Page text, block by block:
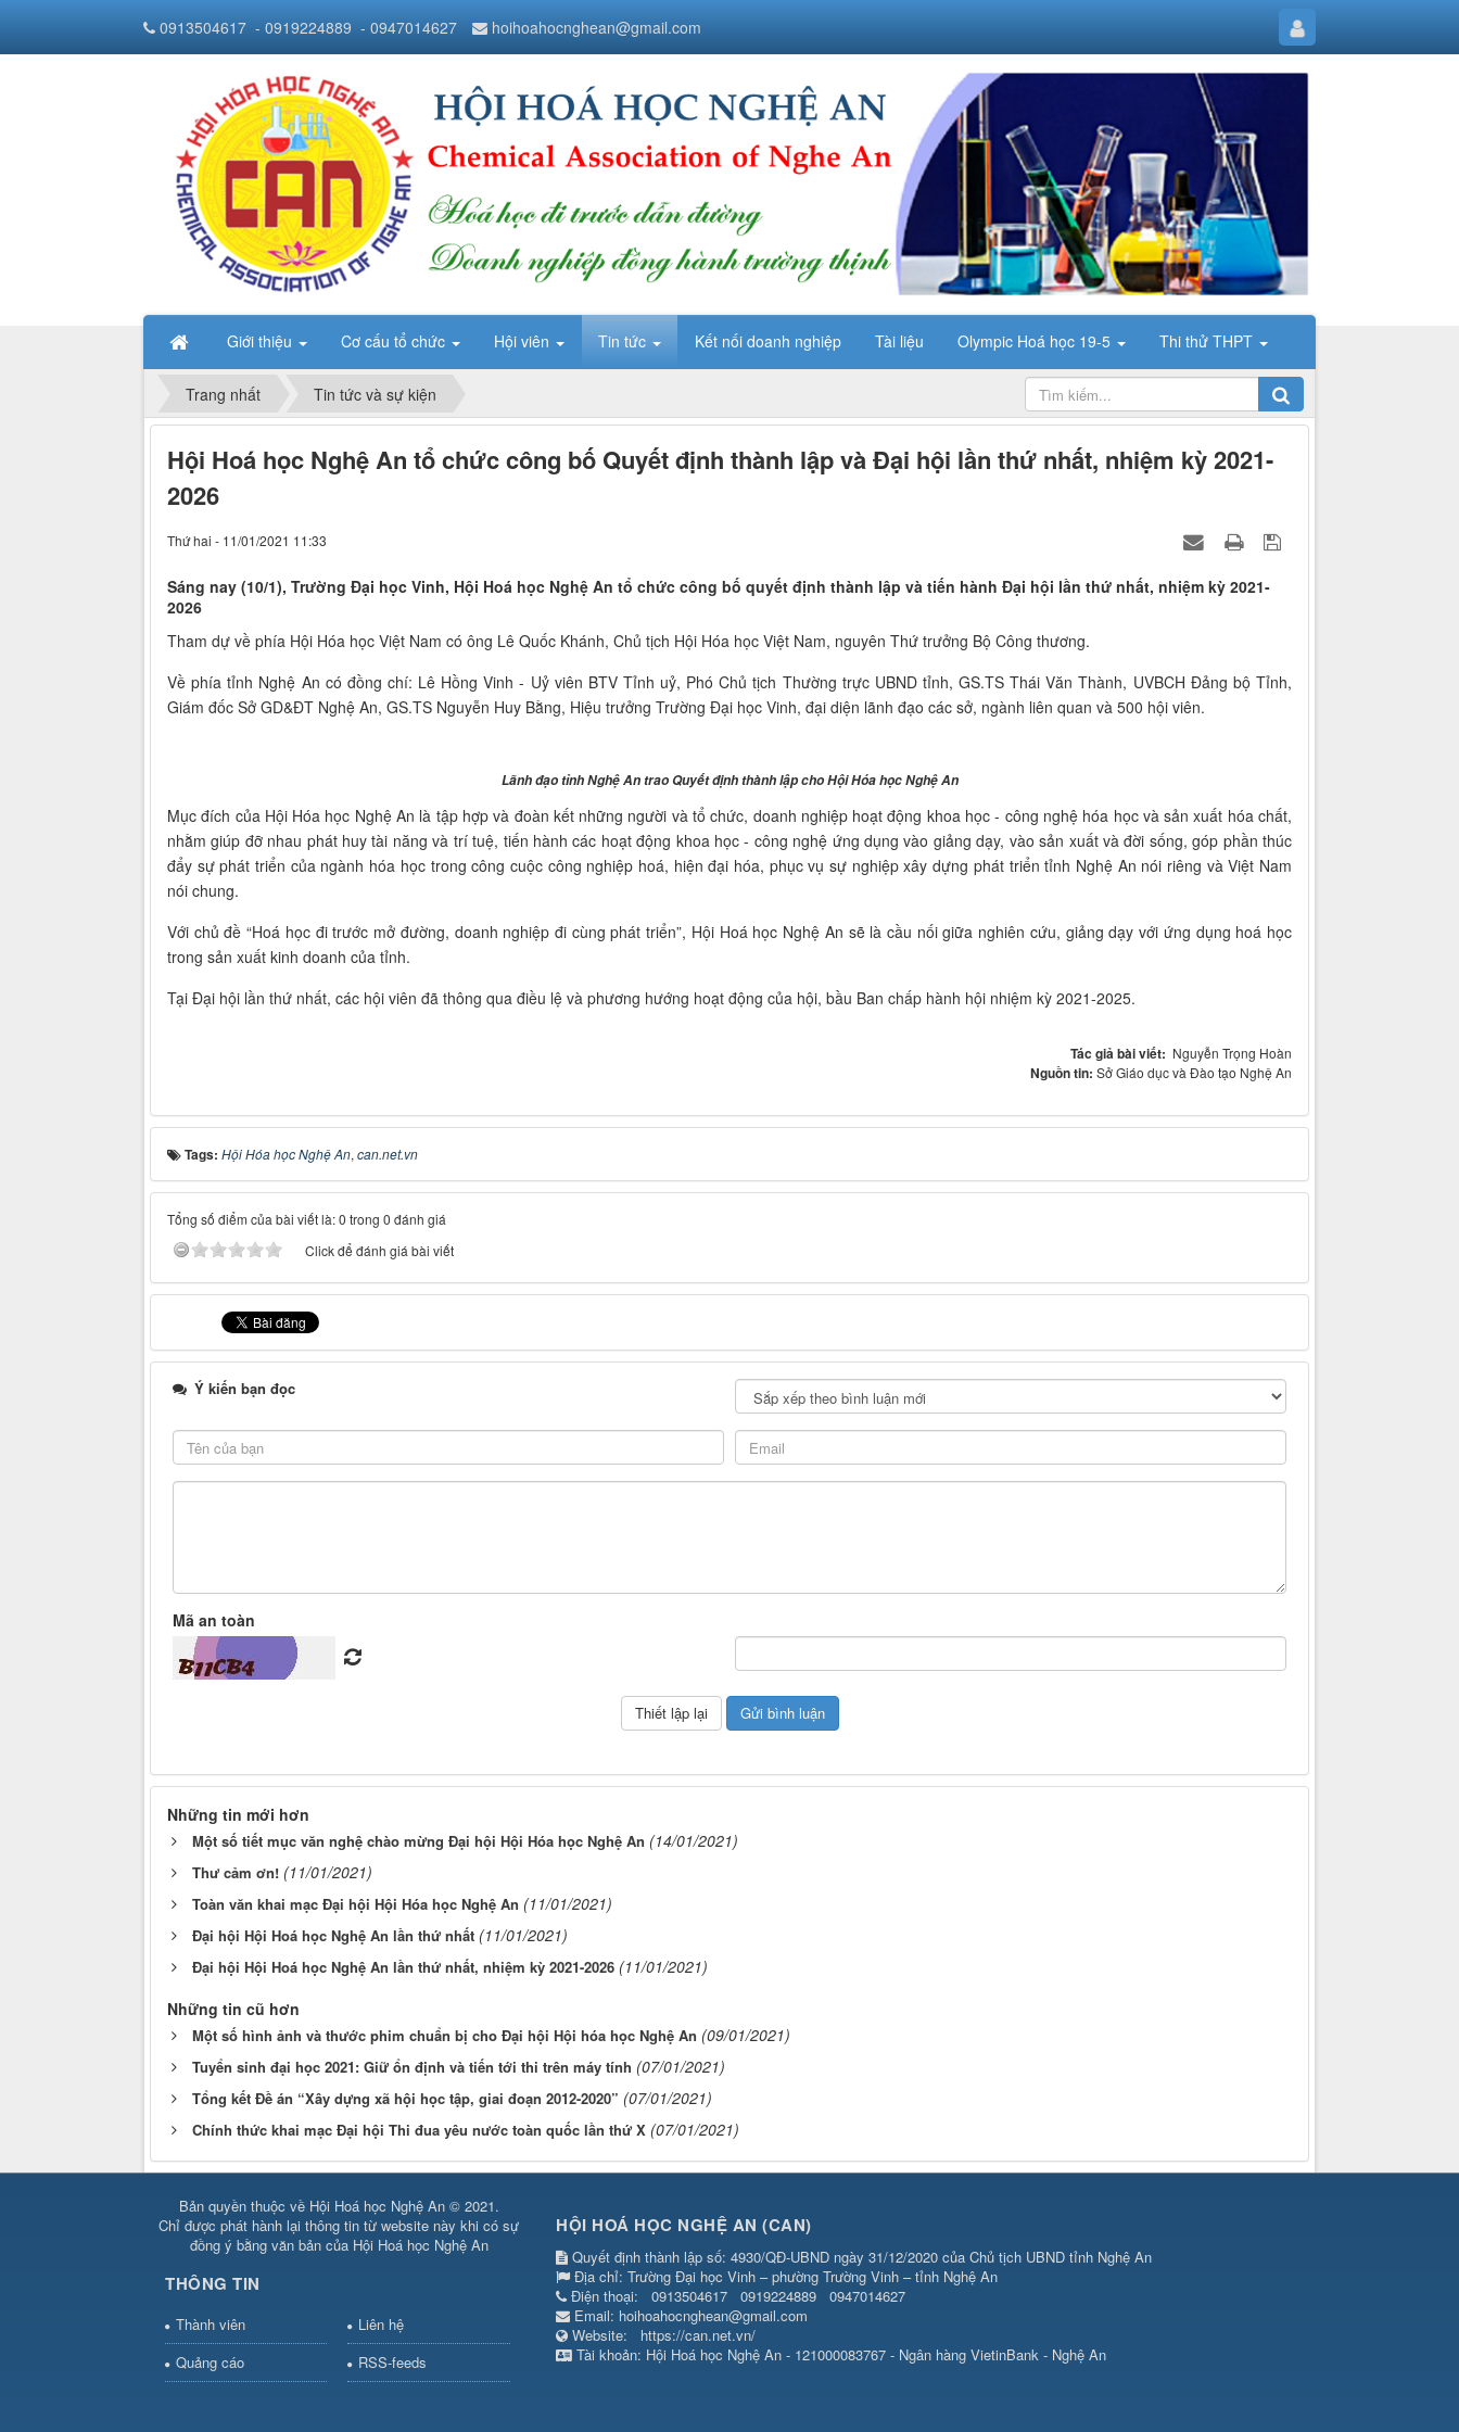
0913504617 - 0919224889 - 0947014627 hoihoahocnghean@gmail.com
Giới thiệu Cơ cấu tổ chức Hội viên Tin tức Kết nối doanh nghiệp Tài liệu Olympic Hoá học 19-5 Thi thử THPT
Trang nhất Tin tức và sự kiện
Hội Hoá học Nghệ An tổ chức công bố Quyết định thành lập và Đại hội lần thứ nhất, nhiệm kỳ 2021-
2026
Thứ hai - 11/01/2021 11:33
Sáng nay (10/1), Trường Đại học Vinh, Hội Hoá học Nghệ An tổ chức công bố quyết định thành lập và tiến hành Đại hội lần thứ nhất, nhiệm kỳ 2021-
2026
Tham dự về phía Hội Hóa học Việt Nam có ông Lê Quốc Khánh, Chủ tịch Hội Hóa học Việt Nam, nguyên Thứ trưởng Bộ Công thương.
Về phía tỉnh Nghệ An có đồng chí: Lê Hồng Vinh - Uỷ viên BTV Tỉnh uỷ, Phó Chủ tịch Thường trực UBND tỉnh, GS.TS Thái Văn Thành, UVBCH Đảng bộ Tỉnh,
Giám đốc Sở GD&ĐT Nghệ An, GS.TS Nguyễn Huy Bằng, Hiệu trưởng Trường Đại học Vinh, đại diện lãnh đạo các sở, ngành liên quan và 500 hội viên.
Lãnh đạo tỉnh Nghệ An trao Quyết định thành lập cho Hội Hóa học Nghệ An
Mục đích của Hội Hóa học Nghệ An là tập hợp và đoàn kết những người và tổ chức, doanh nghiệp hoạt động khoa học - công nghệ hóa học và sản xuất hóa chất,
nhằm giúp đỡ nhau phát huy tài năng và trí tuệ, tiến hành các hoạt động khoa học - công nghệ ứng dụng vào giảng dạy, vào sản xuất và đời sống, góp phần thúc
đẩy sự phát triển của ngành hóa học trong công cuộc công nghiệp hoá, hiện đại hóa, phục vụ sự nghiệp xây dựng phát triển tỉnh Nghệ An nói riêng và Việt Nam
nói chung.
Với chủ đề “Hoá học đi trước mở đường, doanh nghiệp đi cùng phát triển”, Hội Hoá học Nghệ An sẽ là cầu nối giữa nghiên cứu, giảng dạy với ứng dụng hoá học
trong sản xuất kinh doanh của tỉnh.
Tại Đại hội lần thứ nhất, các hội viên đã thông qua điều lệ và phương hướng hoạt động của hội, bầu Ban chấp hành hội nhiệm kỳ 2021-2025.
Tác giả bài viết: Nguyễn Trọng Hoàn
Nguồn tin: Sở Giáo dục và Đào tạo Nghệ An
Tags: Hội Hóa học Nghệ An,can.net.vn
Tổng số điểm của bài viết là: 0 trong 0 đánh giá
Click để đánh giá bài viết
Ý kiến bạn đọc
Mã an toàn
Những tin mới hơn
Một số tiết mục văn nghệ chào mừng Đại hội Hội Hóa học Nghệ An (14/01/2021)
Thư cảm ơn! (11/01/2021)
Toàn văn khai mạc Đại hội Hội Hóa học Nghệ An (11/01/2021)
Đại hội Hội Hoá học Nghệ An lần thứ nhất (11/01/2021)
Đại hội Hội Hoá học Nghệ An lần thứ nhất, nhiệm kỳ 2021-2026 (11/01/2021)
Những tin cũ hơn
Một số hình ảnh và thước phim chuẩn bị cho Đại hội Hội hóa học Nghệ An (09/01/2021)
Tuyển sinh đại học 2021: Giữ ổn định và tiến tới thi trên máy tính (07/01/2021)
Tổng kết Đề án “Xây dựng xã hội học tập, giai đoạn 2012-2020” (07/01/2021)
Chính thức khai mạc Đại hội Thi đua yêu nước toàn quốc lần thứ X (07/01/2021)
Bản quyền thuộc về Hội Hoá học Nghệ An © 2021.
Chỉ được phát hành lại thông tin từ website này khi có sự
đồng ý bằng văn bản của Hội Hoá học Nghệ An
THÔNG TIN
Thành viên
Liên hệ
Quảng cáo
RSS-feeds
HỘI HOÁ HỌC NGHỆ AN (CAN)
Quyết định thành lập số: 4930/QĐ-UBND ngày 31/12/2020 của Chủ tịch UBND tỉnh Nghệ An
Địa chỉ: Trường Đại học Vinh – phường Trường Vinh – tỉnh Nghệ An
Điện thoại: 0913504617 0919224889
0947014627
Email: hoihoahocnghean@gmail.com
Website: https://can.net.vn/
Tài khoản: Hội Hoá học Nghệ An - 121000083767 - Ngân hàng VietinBank - Nghệ An